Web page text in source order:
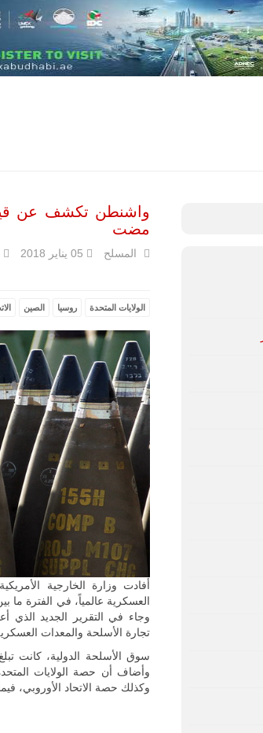
مضت
المسلح 05 يناير 2018
الولايات المتحدة روسيا الصين
أفادت وزارة الخارجية
وجاء في التقرير الجديد الذي
تجارة الأسلحة والمعدات
وكذلك حصة الاتحاد الأوروبي، فيما بلغت حصة